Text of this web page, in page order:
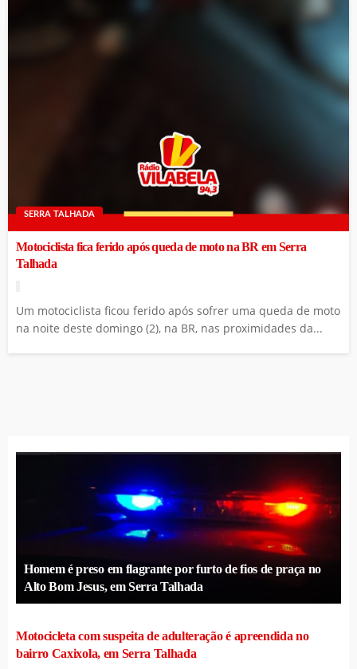
SERRA TALHADA
Motociclista fica ferido após queda de moto na BR em Serra
Talhada
Um motociclista ficou ferido após sofrer uma queda de moto
na noite deste domingo (2), na BR, nas proximidades da...
Homem é preso em flagrante por furto de fios de praça no
Alto Bom Jesus, em Serra Talhada
Motocicleta com suspeita de adulteração é apreendida no
bairro Caxixola, em Serra Talhada